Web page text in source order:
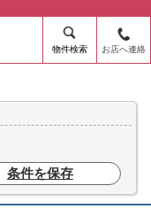
物件検索 お店へ連絡
条件を保存